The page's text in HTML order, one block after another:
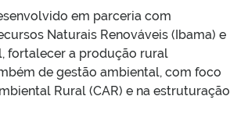
em parceria com
Naturais Renováveis (Ibama) e
fortalecer a produção rural
de gestão ambiental, com foco
Rural (CAR) e na estruturação